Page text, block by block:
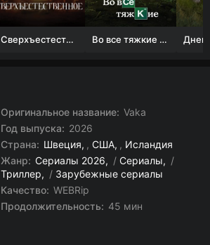
Сверхъестественное Во все тяжкие 1-5 сезон
Оригинальное название: Vaka
Год выпуска: 2026
Страна: Швеция , США , Исландия
Жанр: Сериалы 2026 / Сериалы
/
Триллер
/ Зарубежные сериалы
Качество: WEBRip
Продолжительность: 45 мин